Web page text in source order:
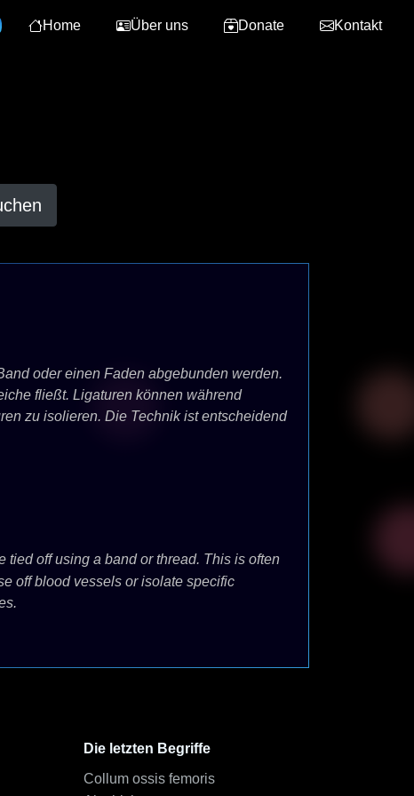
Home Über uns Donate Kontakt
oder einen Faden abgebunden werden.
fließt. Ligaturen können während
zu isolieren. Die Technik ist entscheidend
off using a band or thread. This is often
off blood vessels or isolate specific
Die letzten Begriffe
Collum ossis femoris